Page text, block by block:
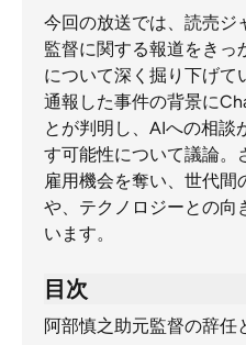
今回の放送では、読売ジ
監督に関する報道をきっ
について深く掘り下げて
通報した事件の背景に
とが判明し、AIへの相談
す可能性について議論。
雇用機会を奪い、世代間
や、テクノロジーとの向
います。
目次
阿部慎之助元監督の辞任